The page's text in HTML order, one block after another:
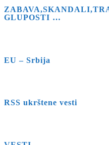
GLUPOSTI …
EU – Srbija
RSS ukrštene vesti